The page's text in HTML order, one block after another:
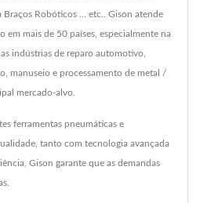
Braços Robóticos ... etc.. Gison atende
em mais de 50 países, especialmente na
indústrias de reparo automotivo,
manuseio e processamento de metal /
mercado-alvo.
ferramentas pneumáticas e
tanto com tecnologia avançada
Gison garante que as demandas